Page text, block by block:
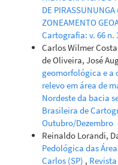
Eduarda Romanini,
Santos(2016)
An Approach to
Sustainable
Municipalities in
Ecology, 06(11), 667.
10.4236/oje.2016.611062
Léon Etienne Parent,
(2022)
DE
ZONEAMENTO
Cartografia: v. 66 n.
Carlos Wilmer
de Oliveira, José
geomorfológica e a
relevo em área de
Nordeste da bacia
Brasileira de
Outubro/Dezembro
Reinaldo Lorandi,
Pedológica das
Carlos (SP) ,